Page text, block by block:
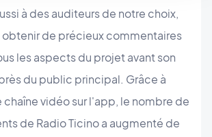
à des auditeurs de notre choix,
obtenir de précieux commentaires
les aspects du projet avant son
du public principal. Grâce à
vidéo sur l'app, le nombre de
de Radio Ticino a augmenté de